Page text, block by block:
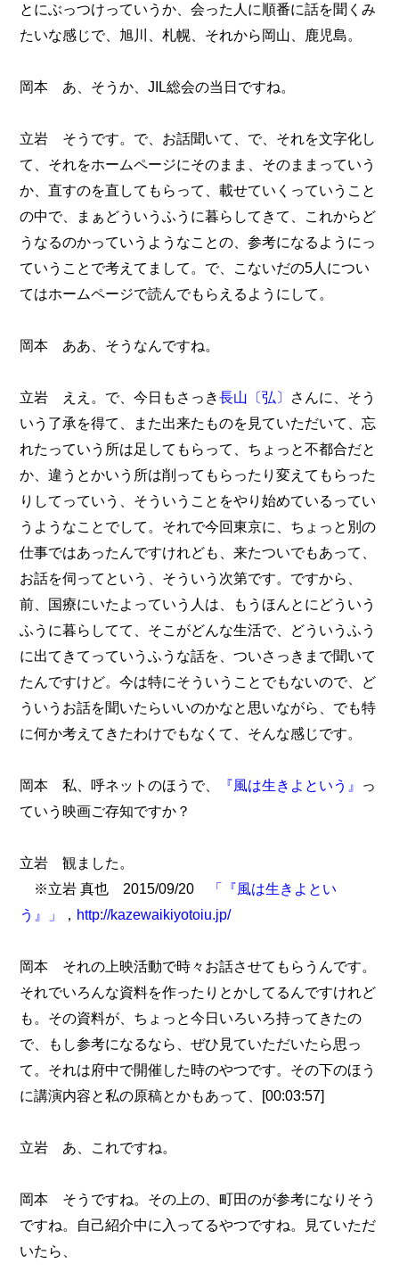
とにぶっつけっていうか、会った人に順番に話を聞くみ
たいな感じで、旭川、札幌、それから岡山、鹿児島。
岡本 あ、そうか、JIL総会の当日ですね。
立岩 そうです。で、お話聞いて、で、それを文字化し
て、それをホームページにそのまま、そのままっていう
か、直すのを直してもらって、載せていくっていうこと
の中で、まぁどういうふうに暮らしてきて、これからど
うなるのかっていうようなことの、参考になるようにっ
ていうことで考えてまして。で、こないだの5人につい
てはホームページで読んでもらえるようにして。
岡本 ああ、そうなんですね。
立岩 ええ。で、今日もさっき長山〔弘〕 さんに、そう
いう了承を得て、また出来たものを見ていただいて、忘
れたっていう所は足してもらって、ちょっと不都合だと
か、違うとかいう所は削ってもらったり変えてもらった
りしてっていう、そういうことをやり始めているってい
うようなことでして。それで今回東京に、ちょっと別の
仕事ではあったんですけれども、来たついでもあって、
お話を伺ってという、そういう次第です。ですから、
前、国療にいたよっていう人は、もうほんとにどういう
ふうに暮らしてて、そこがどんな生活で、どういうふう
に出てきてっていうふうな話を、ついさっきまで聞いて
たんですけど。今は特にそういうことでもないので、ど
ういうお話を聞いたらいいのかなと思いながら、でも特
に何か考えてきたわけでもなくて、そんな感じです。
岡本 私、呼ネットのほうで、 『風は生きよという』 っ
ていう映画ご存知ですか？
立岩 観ました。
※立岩 真也 2015/09/20
「『風は生きよとい
う』」
， http://kazewaikiyotoiu.jp/
岡本 それの上映活動で時々お話させてもらうんです。
それでいろんな資料を作ったりとかしてるんですけれど
も。その資料が、ちょっと今日いろいろ持ってきたの
で、もし参考になるなら、ぜひ見ていただいたら思っ
て。それは府中で開催した時のやつです。その下のほう
に講演内容と私の原稿とかもあって、[00:03:57]
立岩 あ、これですね。
岡本 そうですね。その上の、町田のが参考になりそう
ですね。自己紹介中に入ってるやつですね。見ていただ
いたら、